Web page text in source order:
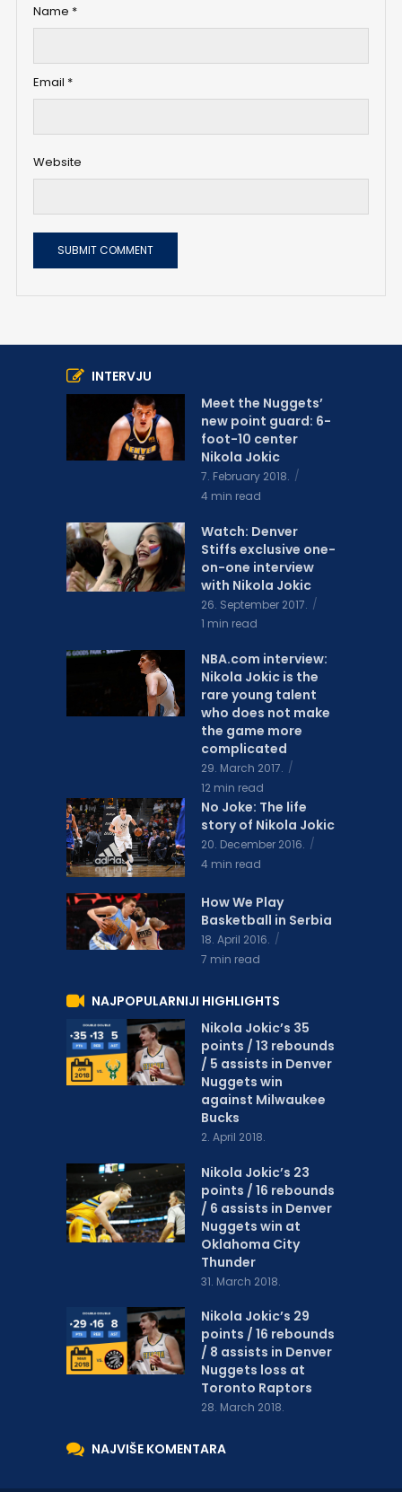
Name *
Email *
Website
INTERVJU
Meet the Nuggets’
new point guard: 6-
foot-10 center
Nikola Jokic
7. February 2018.
4 min read
Watch: Denver
Stiffs exclusive one-
on-one interview
with Nikola Jokic
26. September 2017.
1 min read
NBA.com interview:
Nikola Jokic is the
rare young talent
who does not make
the game more
complicated
29. March 2017.
12 min read
No Joke: The life
story of Nikola Jokic
20. December 2016.
4 min read
How We Play
Basketball in Serbia
18. April 2016.
7 min read
NAJPOPULARNIJI HIGHLIGHTS
Nikola Jokic’s 35
points / 13 rebounds
/ 5 assists in Denver
Nuggets win
against Milwaukee
Bucks
2. April 2018.
Nikola Jokic’s 23
points / 16 rebounds
/ 6 assists in Denver
Nuggets win at
Oklahoma City
Thunder
31. March 2018.
Nikola Jokic’s 29
points / 16 rebounds
/ 8 assists in Denver
Nuggets loss at
Toronto Raptors
28. March 2018.
NAJVIŠE KOMENTARA